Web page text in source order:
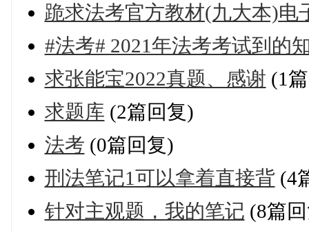
跪求法考官方教材(九大本)电
#法考# 2021年法考考试到的
求张能宝2022真题、感谢 (1
求题库 (2篇回复)
法考 (0篇回复)
刑法笔记1可以拿着直接背 (4
针对主观题，我的笔记 (8篇